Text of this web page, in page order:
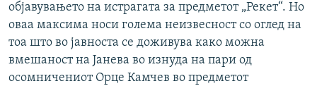
објавувањето на истрагата за предметот „Рекет“. Но
оваа максима носи голема неизвесност со оглед на
тоа што во јавноста се доживува како можна
вмешаност на Јанева во изнуда на пари од
осомничениот Орце Камчев во предметот